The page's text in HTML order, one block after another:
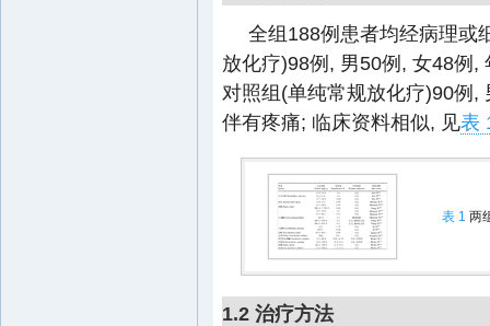
全组188例患者均经病理或
放化疗)98例, 男50例, 女48例,
对照组(单纯常规放化疗)90例,
伴有疼痛; 临床资料相似, 见表
表 1 两
1.2 治疗方法